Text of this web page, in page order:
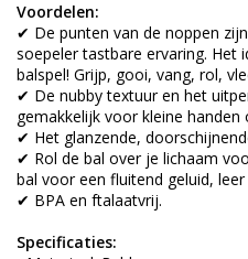
Voordelen:
✔ De punten van de noppen
soepeler tastbare ervaring. Het
balspel! Grijp, gooi, vang, rol,
✔ De nubby textuur en het
gemakkelijk voor kleine
✔ Het glanzende,
✔ Rol de bal over je lichaam
bal voor een fluitend geluid,
✔ BPA en ftalaatvrij.
Specificaties: